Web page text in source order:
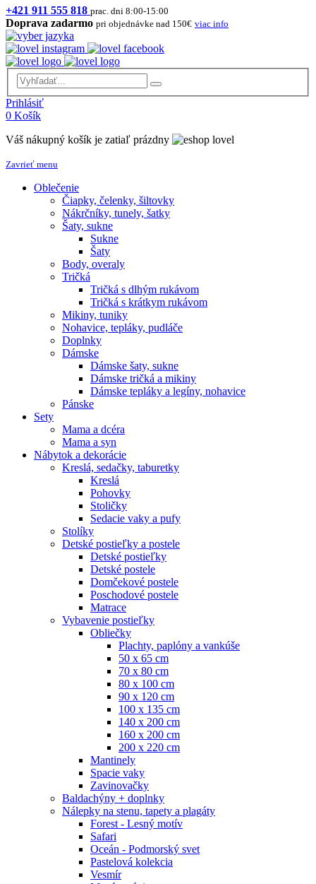
+421 911 555 818 prac. dni 8:00-15:00
Doprava zadarmo pri objednávke nad 150€ viac info
Prihlásiť
0 Košík
Váš nákupný košík je zatiaľ prázdny
Zavrieť menu
Oblečenie
Čiapky, čelenky, šiltovky
Nákrčníky, tunely, šatky
Šaty, sukne
Sukne
Šaty
Body, overaly
Tričká
Tričká s dlhým rukávom
Tričká s krátkym rukávom
Mikiny, tuniky
Nohavice, tepláky, pudláče
Doplnky
Dámske
Dámske šaty, sukne
Dámske tričká a mikiny
Dámske tepláky a legíny, nohavice
Pánske
Sety
Mama a dcéra
Mama a syn
Nábytok a dekorácie
Kreslá, sedačky, taburetky
Kreslá
Pohovky
Stoličky
Sedacie vaky a pufy
Stolíky
Detské postieľky a postele
Detské postieľky
Detské postele
Domčekové postele
Poschodové postele
Matrace
Vybavenie postieľky
Obliečky
Plachty, paplóny a vankúše
50 x 65 cm
70 x 80 cm
80 x 100 cm
90 x 120 cm
100 x 135 cm
140 x 200 cm
160 x 200 cm
200 x 220 cm
Mantinely
Spacie vaky
Zavinovačky
Baldachýny + doplnky
Nálepky na stenu, tapety a plagáty
Forest - Lesný motív
Safari
Oceán - Podmorský svet
Pastelová kolekcia
Vesmír